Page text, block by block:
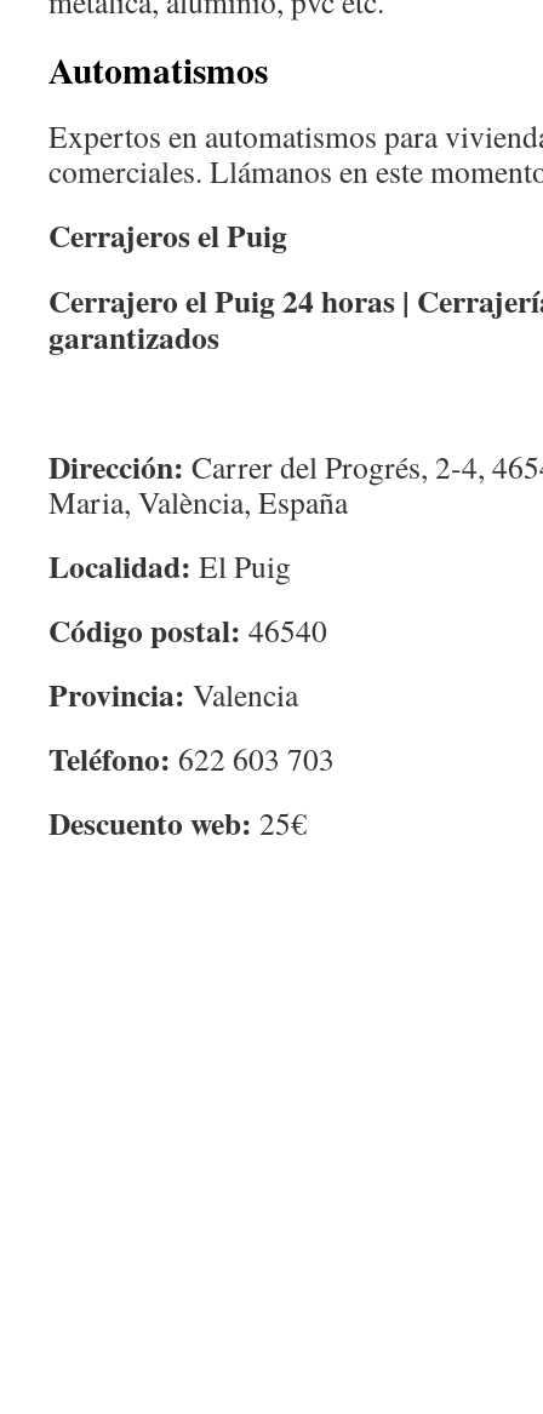
Automatismos
Expertos en automatismos para
comerciales. Llámanos en este
Cerrajeros el Puig
Cerrajero el Puig 24 horas |
garantizados
Dirección: Carrer del Progrés, 2-4,
Maria, València, España
Localidad: El Puig
Código postal: 46540
Provincia: Valencia
Teléfono: 622 603 703
Descuento web: 25€